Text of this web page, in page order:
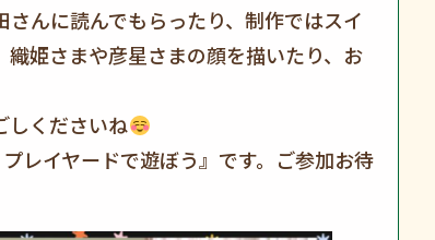
んに読んでもらったり、制作ではスイ
織姫さまや彦星さまの顔を描いたり、お
しくださいね
レイヤードで遊ぼう』です。ご参加お待